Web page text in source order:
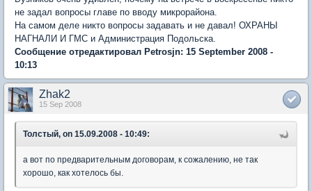
не задал вопросы главе по вводу микрорайона.
На самом деле никто вопросы задавать и не давал! ОХРАНЫ
НАГНАЛИ И ГМС и Администрация Подольска.
Сообщение отредактировал Petrosjn: 15 September 2008 -
10:13
Zhak2
15 Sep 2008
Толстый, on 15.09.2008 - 10:49:
а вот по предварительным договорам, к сожалению, не так
хорошо, как хотелось бы.